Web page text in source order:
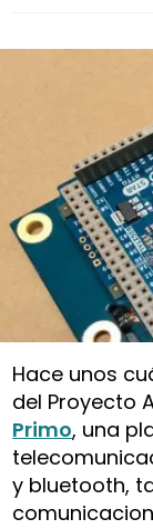
Hace unos
del Proyecto
Primo, una
y bluetooth,